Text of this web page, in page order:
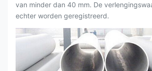
van minder dan 40 mm. De
echter worden geregistreerd.